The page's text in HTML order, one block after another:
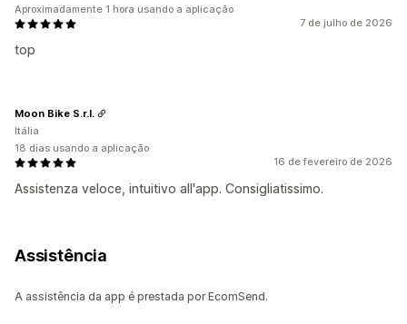
7 de julho de 2026
top
Aproximadamente 1 hora usando a aplicação
16 de fevereiro de 2026
Assistenza veloce, intuitivo all'app. Consigliatissimo.
Moon Bike S.r.l.
Itália
18 dias usando a aplicação
Assistência
A assistência da app é prestada por EcomSend.